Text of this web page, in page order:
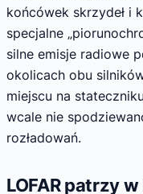
końcówek skrzydeł i
specjalne
silne emisje radiowe
okolicach obu
miejscu na
wcale nie
rozładowań.
LOFAR patrzy